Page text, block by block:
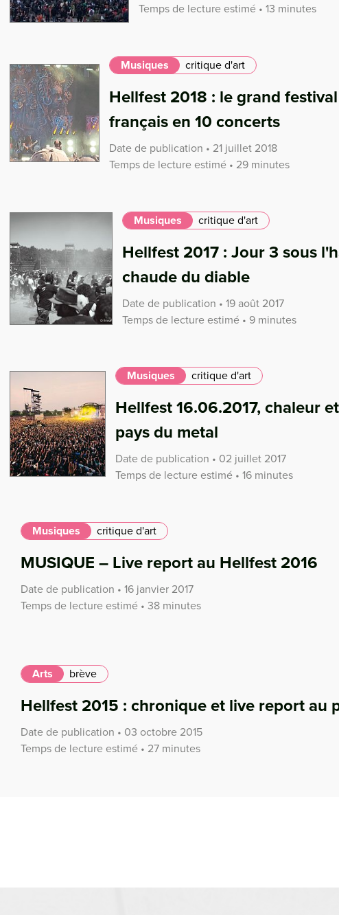
Temps de lecture estimé • 13 minutes
Musiques critique d'art
Hellfest 2018 : le grand
français en 10 concerts
Date de publication • 21 juillet 2018
Temps de lecture estimé • 29 minutes
Musiques critique d'art
Hellfest 2017 : Jour 3 sous
chaude du diable
Date de publication • 19 août 2017
Temps de lecture estimé • 9 minutes
Musiques critique d'art
Hellfest 16.06.2017, chaleur
pays du metal
Date de publication • 02 juillet 2017
Temps de lecture estimé • 16 minutes
Musiques critique d'art
MUSIQUE – Live report au Hellfest 2016
Date de publication • 16 janvier 2017
Temps de lecture estimé • 38 minutes
Arts brève
Hellfest 2015 : chronique et live report au
Date de publication • 03 octobre 2015
Temps de lecture estimé • 27 minutes